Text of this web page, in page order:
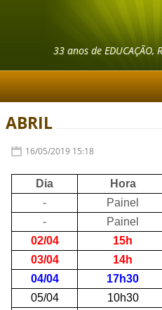
33 anos de EDUCAÇÃO,
ABRIL
16/05/2019 15:18
Dia Hora
-
Painel
-
Painel
02/04
15h
03/04
14h
04/04
17h30
05/04
10h30